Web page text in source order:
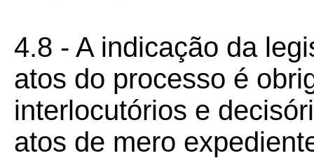
4.8 - A indicação da
atos do processo é
interlocutórios e
atos de mero